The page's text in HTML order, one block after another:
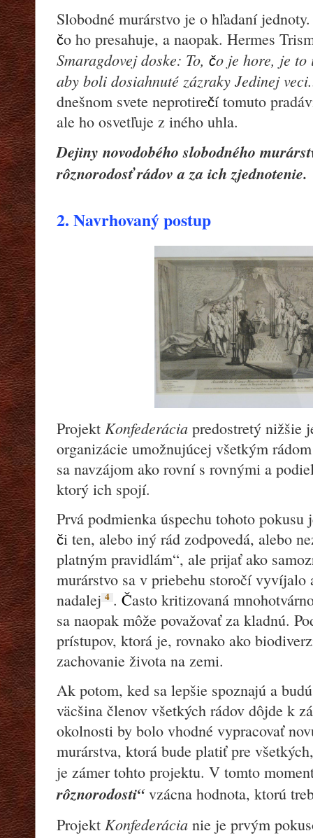
Slobodné murárstvo je o hľadaní
čo ho presahuje, a naopak. Hermes
Smaragdovej doske: To, čo je hore, je
aby boli dosiahnuté zázraky Jedinej
dnešnom svete neprotirečí tomuto
ale ho osvetľuje z iného uhla.
Dejiny novodobého slobodného
rôznorodosť rádov a za ich zjednotenie.
2. Navrhovaný postup
Projekt Konfederácia predostretý nižšie
organizácie umožnujúcej všetkým
sa navzájom ako rovní s rovnými a
ktorý ich spojí.
Prvá podmienka úspechu tohoto pokusu
či ten, alebo iný rád zodpovedá, alebo
platným pravidlám“, ale prijať ako
murárstvo sa v priebehu storočí vyvíjalo
nadalej 4 . Často kritizovaná
sa naopak môže považovať za kladnú.
prístupov, ktorá je, rovnako ako
zachovanie života na zemi.
Ak potom, ked sa lepšie spoznajú a
väcšina členov všetkých rádov dôjde k
okolnosti by bolo vhodné vypracovať
murárstva, ktorá bude platiť pre
je zámer tohto projektu. V tomto
rôznorodosti“ vzácna hodnota, ktorú
Projekt Konfederácia nie je prvým